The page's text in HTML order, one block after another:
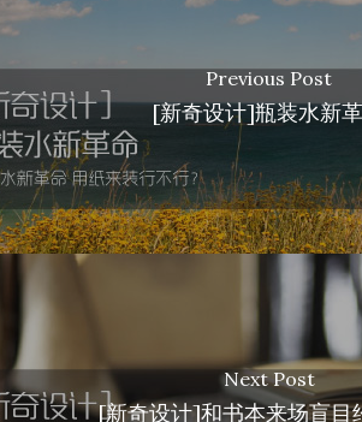
Previous Post
[新奇设计]瓶装水新
Next Post
[新奇设计]和书本来场盲目